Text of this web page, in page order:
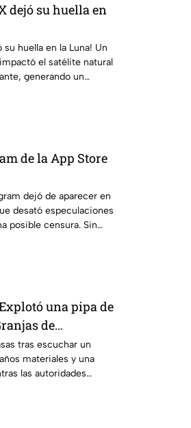
dejó su huella en
huella en la Luna! Un
el satélite natural
generando un
de la App Store
dejó de aparecer en
desató especulaciones
posible censura. Sin
de la aplicación,
una pipa de
de
tras escuchar un
materiales y una
las autoridades
estas son las